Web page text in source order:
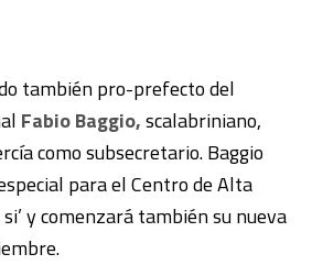
también pro-prefecto del
Fabio Baggio,scalabriniano,
como subsecretario. Baggio
para el Centro de Alta
y comenzará también su nueva